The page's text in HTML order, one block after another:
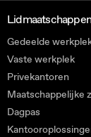
Lidmaatschappen
Gedeelde
Vaste werkplek
Privekantoren
Maatschappelijke
Dagpas